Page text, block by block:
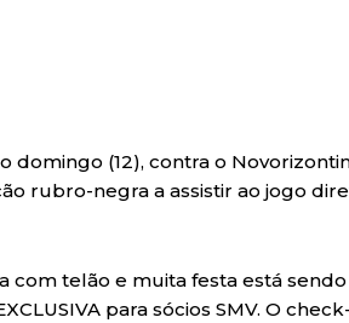
domingo (12), contra o
rubro-negra a assistir ao jogo
com telão e muita festa está
para sócios SMV. O